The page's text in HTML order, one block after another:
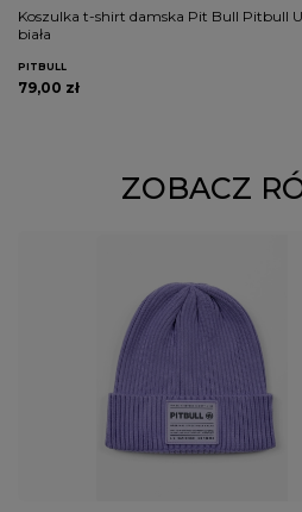
Koszulka t-shirt damska Pit Bull Pitbull
biała
PITBULL
79,00 zł
ZOBACZ